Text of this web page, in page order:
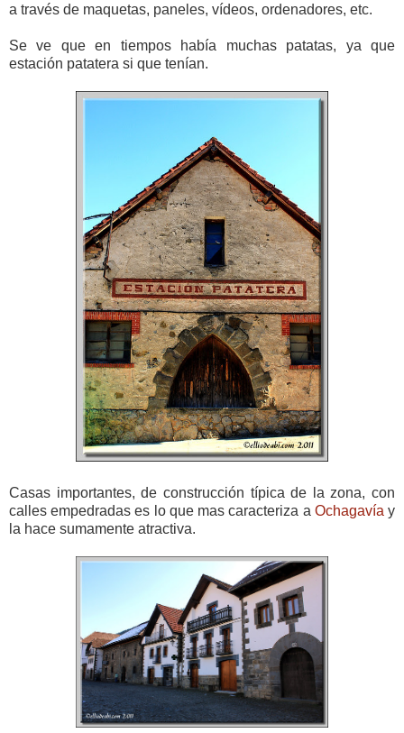
a través de maquetas, paneles, vídeos, ordenadores, etc.
Se ve que en tiempos había muchas patatas, ya que
estación patatera si que tenían.
Casas importantes, de construcción típica de la zona, con
calles empedradas es lo que mas caracteriza a Ochagavía y
la hace sumamente atractiva.